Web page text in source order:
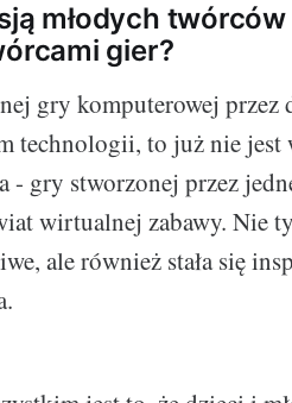
młodych
gier?
gry komputerowej przez
technologii, to już nie
- gry stworzonej przez
wirtualnej zabawy. Nie
ale również stała się